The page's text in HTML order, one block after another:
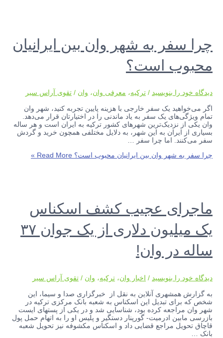
چرا سفر به شهر وان بین ایرانیان
محبوب است؟
دیدگاه‌ خود را بنویسید /ترکیه، معرفی وان، وان /تقوی آراس سیر
اگر می‌خواهید یک سفر خارجی با هزینه پایین تجربه کنید، شهر وان
تمام ویژگی‌های یک سفر به یاد ماندنی را در اختیارتان قرار می‌دهد.
وان یکی از نزدیک‌ترین شهرهای کشور ترکیه به ایران است و هر ساله
بسیاری از ایران به این شهر، به دلایل مختلفی همچون خرید و گردش
سفر می‌کنند. اما چرا سفر …
چرا سفر به شهر وان بین ایرانیان محبوب است؟
ماجرای عجیب کشف اسکناس
یک میلیون دلاری از یک جوان ۳۷
ساله در وان!
دیدگاه‌ خود را بنویسید / اخبار وان،ترکیه، وان /تقوی آراس سیر
به گزارش همشهری آنلاین به نقل از خبرگزاری صدا و سیما، این
شخص که برای تبدیل این اسکناس به شعبه بانک مرکزی ترکیه در
شهر وان مراجعه کرده بود، شناسایی شد و در یکی از پستهای ایست
بازرسی مابین ادرمیت- گورپنار دستگیر و پلیس او را به اتهام حمل پول
قاچاق تحویل مراجع قضایی داد و اسکناس مکشوفه نیز تحویل شعبه
بانک …